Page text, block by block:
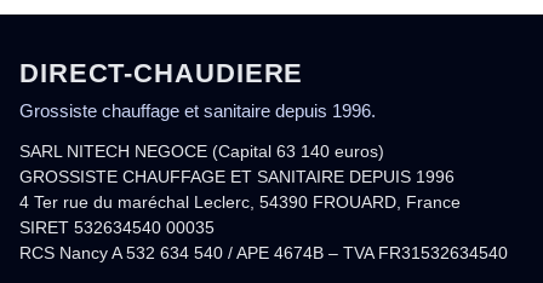
DIRECT-CHAUDIERE
Grossiste chauffage et sanitaire depuis 1996.
SARL NITECH NEGOCE (Capital 63 140 euros)
GROSSISTE CHAUFFAGE ET SANITAIRE DEPUIS 1996
4 Ter rue du maréchal Leclerc, 54390 FROUARD, France
SIRET 532634540 00035
RCS Nancy A 532 634 540 / APE 4674B – TVA FR31532634540